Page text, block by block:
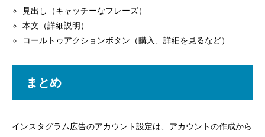
見出し（キャッチーなフレーズ）
本文（詳細説明）
コールトゥアクションボタン（購入、詳細を見るなど）
まとめ
インスタグラム広告のアカウント設定は、アカウントの作成から